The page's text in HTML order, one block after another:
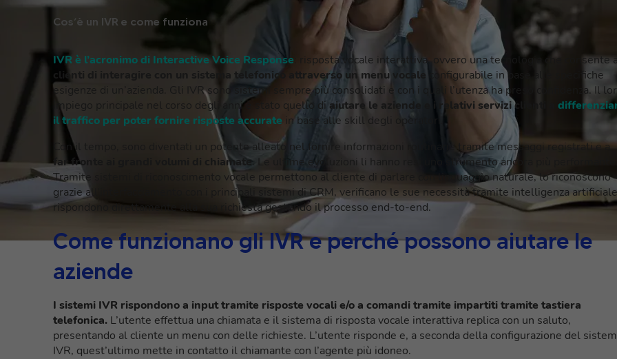
Cos’è un IVR e come funziona
IVR è l’acronimo di Interactive Voice Response : risposta vocale interattiva, ovvero una tecnologia che consente
clienti di interagire con un sistema telefonico attraverso un menu vocale configurabile in base alle specifiche
esigenze di un’azienda. Gli IVR sono sistemi sempre più consolidati e con i quali l’utenza ha preso confidenza. Il
impiego principale nel corso degli anni è stato quello di aiutare le aziende e i relativi servizi clienti a
il traffico per poter fornire risposte accurate in base alle skill degli operatori.
Con il tempo, sono diventati un potente alleato nel fornire informazioni routinarie tramite messaggi registrati e a
far fronte ai grandi volumi di chiamate. Le ultime evoluzioni li hanno resi uno strumento ancora più
Tramite sistemi di riconoscimento vocale permettono al cliente di parlare con linguaggio naturale, lo riconoscono
grazie all’interfacciamento con i principali sistemi di CRM, verificano le sue necessità tramite intelligenza
rispondono direttamente alla sua richiesta gestendo il processo end-to-end.
Come funzionano gli IVR e perché possono aiutare le
aziende
I sistemi IVR rispondono a input tramite risposte vocali e/o a comandi tramite impartiti tramite tastiera
telefonica. L’utente effettua una chiamata e il sistema di risposta vocale interattiva replica con un saluto,
presentando al cliente un menu con delle richieste. L’utente risponde e, a seconda della configurazione del
IVR, quest’ultimo mette in contatto il chiamante con l’agente più idoneo.